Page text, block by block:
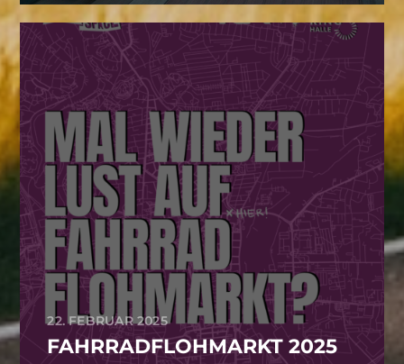
22. FEBRUAR 2025
FAHRRADFLOHMARKT 2025